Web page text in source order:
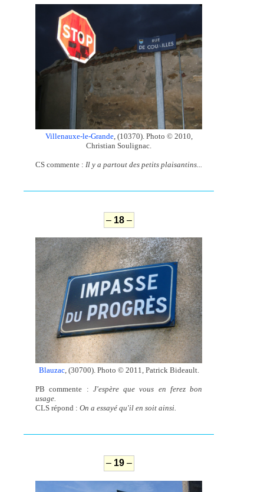
Villenauxe-le-Grande, (10370). Photo © 2010,
Christian Soulignac.
CS commente : Il y a partout des petits plaisantins...
– 18–
Blauzac, (30700). Photo © 2011, Patrick Bideault.
PB commente : J'espère que vous en ferez bon
usage.
CLS répond : On a essayé qu'il en soit ainsi.
– 19–